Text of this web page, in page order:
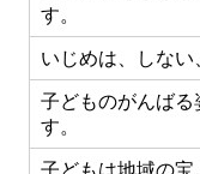
す。
いじめは、しない
子どものがんばる
す。